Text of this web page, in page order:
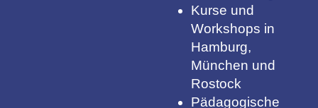
Kurse und
Workshops in
Hamburg,
München und
Rostock
Pädagogische